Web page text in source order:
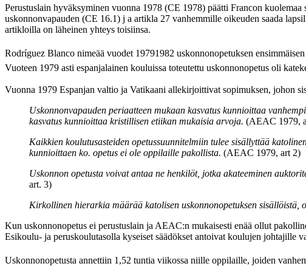
Perustuslain hyväksyminen vuonna 1978 (CE 1978) päätti Francon
uskonnonvapauden (CE 16.1) j a artikla 27 vanhemmille oikeuden saada
artikloilla on läheinen yhteys toisiinsa.
Rodríguez Blanco nimeää vuodet 19791982 uskonnonopetuksen
Vuoteen 1979 asti espanjalainen kouluissa toteutettu uskonnonopetus oli
Vuonna 1979 Espanjan valtio ja Vatikaani allekirjoittivat sopimuksen, johon
Uskonnonvapauden periaatteen mukaan kasvatus kunnioittaa
kasvatus kunnioittaa kristillisen etiikan mukaisia arvoja. (AEAC 1979,
Kaikkien koulutusasteiden opetussuunnitelmiin tulee sisällyttää
kunnioittaen ko. opetus ei ole oppilaille pakollista. (AEAC 1979, art 2)
Uskonnon opetusta voivat antaa ne henkilöt, jotka akateeminen
art. 3)
Kirkollinen hierarkia määrää katolisen uskonnonopetuksen sisällöistä,
Kun uskonnonopetus ei perustuslain ja AEAC:n mukaisesti enää ollut
Esikoulu- ja peruskoulutasolla kyseiset säädökset antoivat koulujen johtajille
Uskonnonopetusta annettiin 1,52 tuntia viikossa niille oppilaille, joiden